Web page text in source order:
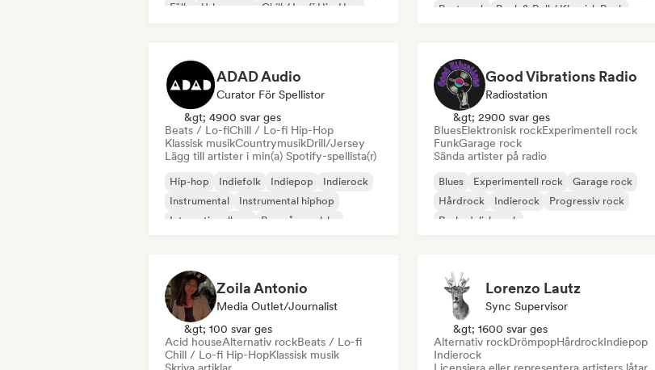
Fälla
Urban pop Chill / Lo-fi Hip-Hop
Post punk
Rock & Roll / Klassisk Rock
ADAD Audio
Curator För Spellistor
&gt; 4900 svar ges
Beats / Lo-fiChill / Lo-fi Hip-Hop
Klassisk musikCountrymusikDrill/Jersey
Lägg till artister i min(a) Spotify-spellista(r)
Hip-hop Indiefolk Indiepop
Indierock
Instrumental
Instrumental hiphop
Internationell rap
Rap på engelska
Good Vibrations Radio
Radiostation
&gt; 2900 svar ges
BluesElektronisk rockExperimentell rock
FunkGarage rock
Sända artister på radio
Blues Experimentell rock
Garage rock
Hårdrock
Indierock
Progressiv rock
Psykedelisk rock
Zoila Antonio
Media Outlet/Journalist
&gt; 100 svar ges
Acid houseAlternativ rockBeats / Lo-fi
Chill / Lo-fi Hip-HopKlassisk musik
Lorenzo Lautz
Sync Supervisor
&gt; 1600 svar ges
Alternativ rockDrömpopHårdrockIndiepop
Indierock